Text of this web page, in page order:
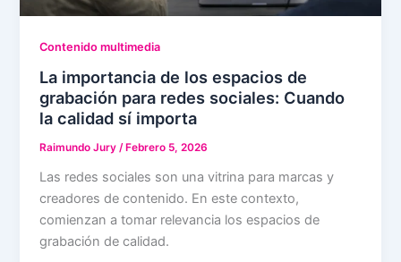
Contenido multimedia
La importancia de los espacios de
grabación para redes sociales: Cuando
la calidad sí importa
Raimundo Jury/ Febrero 5, 2026
Las redes sociales son una vitrina para marcas y
creadores de contenido. En este contexto,
comienzan a tomar relevancia los espacios de
grabación de calidad.